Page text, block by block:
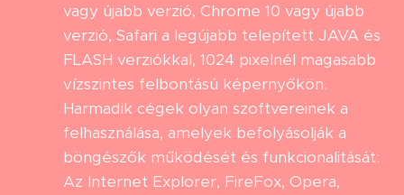
vagy újabb verzió, Chrome 10 vagy újabb
verzió, Safari a legújabb telepített JAVA és
FLASH verziókkal, 1024 pixelnél magasabb
vízszintes felbontású képernyőkön.
Harmadik cégek olyan szoftvereinek a
felhasználása, amelyek befolyásolják a
böngészők működését és funkcionalitását:
Az Internet Explorer, FireFox, Opera,